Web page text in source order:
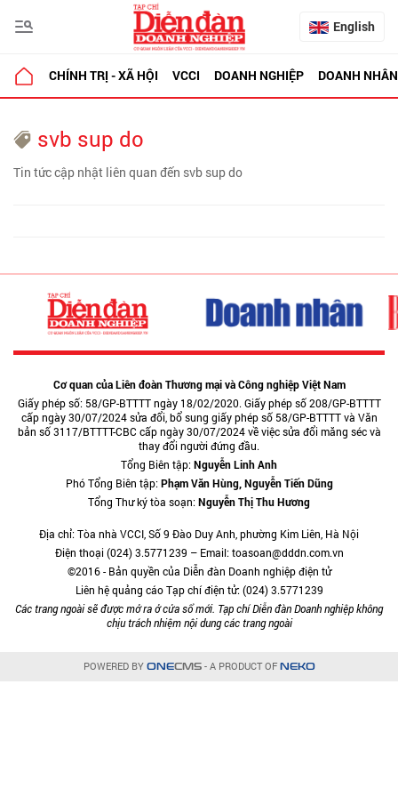
English
CHÍNH TRỊ - XÃ HỘI VCCI DOANH NGHIỆP DOANH NHÂN
svb sup do
Tin tức cập nhật liên quan đến svb sup do
Cơ quan của Liên đoàn Thương mại và Công nghiệp Việt Nam
Giấy phép số: 58/GP-BTTTT ngày 18/02/2020. Giấy phép số 208/GP-BTTTT
cấp ngày 30/07/2024 sửa đổi, bổ sung giấy phép số 58/GP-BTTTT và Văn
bản số 3117/BTTTT-CBC cấp ngày 30/07/2024 về việc sửa đổi măng séc và
thay đổi người đứng đầu.
Tổng Biên tập:Nguyễn Linh Anh
Phó Tổng Biên tập:Phạm Văn Hùng, Nguyễn Tiến Dũng
Tổng Thư ký tòa soạn:Nguyễn Thị Thu Hương
Địa chỉ: Tòa nhà VCCI, Số 9 Đào Duy Anh, phường Kim Liên, Hà Nội
Điện thoại (024) 3.5771239 – Email: toasoan@dddn.com.vn
©2016 - Bản quyền của Diễn đàn Doanh nghiệp điện tử
Liên hệ quảng cáo Tạp chí điện tử: (024) 3.5771239
Các trang ngoài sẽ được mở ra ở cửa sổ mới. Tạp chí Diễn đàn Doanh nghiệp không
chịu trách nhiệm nội dung các trang ngoài
POWERED BY ONECMS- A PRODUCT OF NEKO